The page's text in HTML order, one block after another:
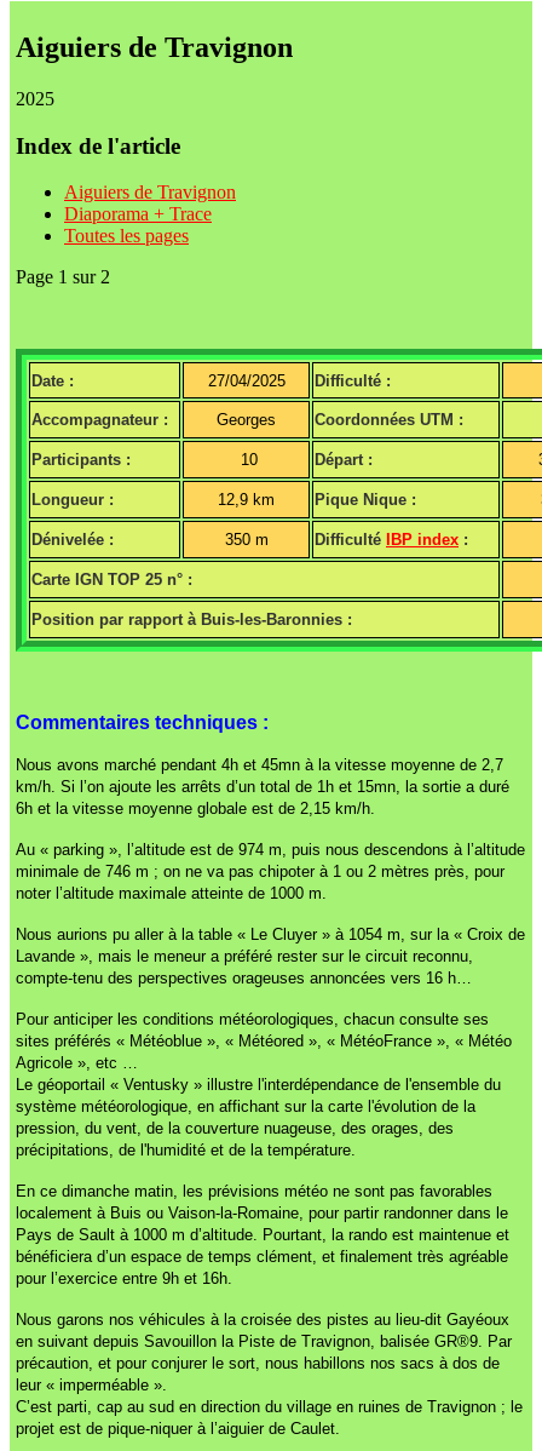
Aiguiers de Travignon
2025
Index de l'article
Aiguiers de Travignon
Diaporama + Trace
Toutes les pages
Page 1 sur 2
Date : 27/04/2025 Difficulté :
Accompagnateur : Georges Coordonnées UTM :
Participants : 10 Départ :
Longueur : 12,9 km Pique Nique :
Dénivelée : 350 m Difficulté IBP index :
Carte IGN TOP 25 n° :
Position par rapport à Buis-les-Baronnies :
Commentaires techniques :
Nous avons marché pendant 4h et 45mn à la vitesse moyenne de 2,7
km/h. Si l’on ajoute les arrêts d’un total de 1h et 15mn, la sortie a duré
6h et la vitesse moyenne globale est de 2,15 km/h.
Au « parking », l’altitude est de 974 m, puis nous descendons à l’altitude
minimale de 746 m ; on ne va pas chipoter à 1 ou 2 mètres près, pour
noter l’altitude maximale atteinte de 1000 m.
Nous aurions pu aller à la table « Le Cluyer » à 1054 m, sur la « Croix de
Lavande », mais le meneur a préféré rester sur le circuit reconnu,
compte-tenu des perspectives orageuses annoncées vers 16 h…
Pour anticiper les conditions météorologiques, chacun consulte ses
sites préférés « Météoblue », « Météored », « MétéoFrance », « Météo
Agricole », etc …
Le géoportail « Ventusky » illustre l'interdépendance de l'ensemble du
système météorologique, en affichant sur la carte l'évolution de la
pression, du vent, de la couverture nuageuse, des orages, des
précipitations, de l'humidité et de la température.
En ce dimanche matin, les prévisions météo ne sont pas favorables
localement à Buis ou Vaison-la-Romaine, pour partir randonner dans le
Pays de Sault à 1000 m d’altitude. Pourtant, la rando est maintenue et
bénéficiera d’un espace de temps clément, et finalement très agréable
pour l’exercice entre 9h et 16h.
Nous garons nos véhicules à la croisée des pistes au lieu-dit Gayéoux
en suivant depuis Savouillon la Piste de Travignon, balisée GR®9. Par
précaution, et pour conjurer le sort, nous habillons nos sacs à dos de
leur « imperméable ».
C’est parti, cap au sud en direction du village en ruines de Travignon ; le
projet est de pique-niquer à l’aiguier de Caulet.